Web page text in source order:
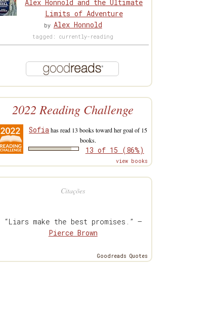
Alex Honnold and the Ultimate
Limits of Adventure
by Alex Honnold
tagged: currently-reading
2022 Reading Challenge
Sofiahas read 13 books toward her goal of 15
books.
13 of 15 (86%)
view books
Citações
“Liars make the best promises.” —
Pierce Brown
Goodreads Quotes